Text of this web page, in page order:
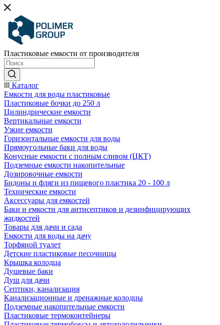
Пластиковые емкости от производителя
Каталог
Емкости для воды пластиковые
Пластиковые бочки до 250 л
Цилиндрические емкости
Вертикальные емкости
Узкие емкости
Горизонтальные емкости для воды
Прямоугольные баки для воды
Конусные емкости с полным сливом (ЦКТ)
Подземные емкости накопительные
Дозировочные емкости
Бидоны и фляги из пищевого пластика 20 - 100 л
Технические емкости
Аксессуары для емкостей
Баки и емкости для антисептиков и дезинфицирующих
жидкостей
Товары для дачи и сада
Емкости для воды на дачу
Торфяной туалет
Детские пластиковые песочницы
Крышка колодца
Душевые баки
Душ для дачи
Септики, канализация
Канализационные и дренажные колодцы
Подземные накопительные емкости
Пластиковые термоконтейнеры